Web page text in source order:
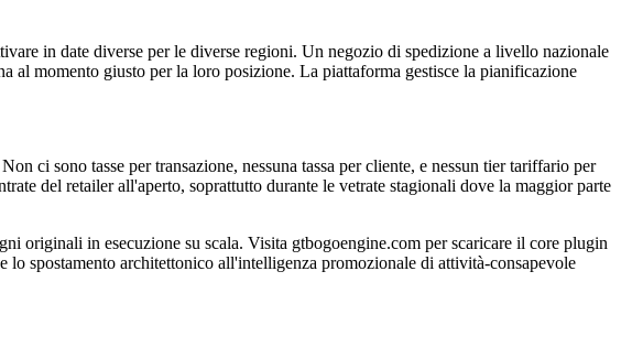
in date diverse per le diverse regioni. Un negozio di spedizione a livello nazionale
al momento giusto per la loro posizione. La piattaforma gestisce la pianificazione
ci sono tasse per transazione, nessuna tassa per cliente, e nessun tier tariffario per
del retailer all'aperto, soprattutto durante le vetrate stagionali dove la maggior parte
in esecuzione su scala. Visita gtbogoengine.com per scaricare il core plugin
spostamento architettonico all'intelligenza promozionale di attività-consapevole